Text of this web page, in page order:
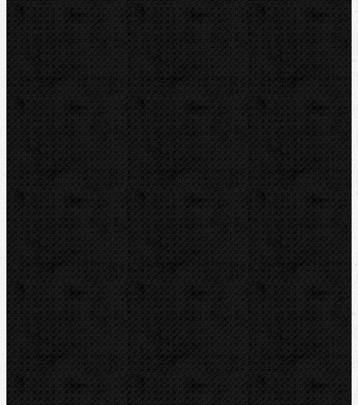
Závitořezy
Závitořezy / Závitořezný olej
Komentáře
Přidat komentář
Sortiment
Akce
Bazar
Novinky
Videoinspekce